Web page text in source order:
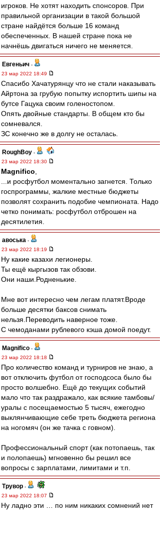
игроков. Не хотят находить спонсоров. При
правильной организации в такой большой
стране найдётся больше 16 команд
обеспеченных. В нашей стране пока не
начнёшь двигаться ничего не меняется.
Евгеньич -
23 мар 2022 18:49
Спасибо Хачатурянцу что не стали наказывать
Айртона за грубую попытку испортить шипы на
бутсе Гацука своим голеностопом.
Опять двойные стандарты. В общем кто бы
сомневался.
ЗС конечно же в долгу не осталась.
RoughBoy -
23 мар 2022 18:30
Magnifico
...и росфутбол моментально загнется. Только
госпрограммы, жалкие местные бюджеты
позволят сохранить подобие чемпионата. Надо
четко понимать: росфутбол отброшен на
десятилетия.
авоська -
23 мар 2022 18:19
Ну какие казахи легионеры.
Ты ещё кыргызов так обзови.
Они наши.Родненькие.
Мне вот интересно чем легам платят.Вроде
больше десятки баксов снимать
нельзя.Переводить наверное тоже.
С чемоданами рублевого кэша домой поедут.
Magnifico -
23 мар 2022 18:18
Про количество команд и турниров не знаю, а
вот отключить футбол от господсоса было бы
просто волшебно. Ещё до текущих событий
мало что так раздражало, как всякие тамбовы/
уралы с посещаемостью 5 тысяч, ежегодно
выклянчивающие себе треть бюджета региона
на ногомяч (он же тачка с говном).
Профессиональный спорт (как потопаешь, так
и полопаешь) мгновенно бы решил все
вопросы с зарплатами, лимитами и т.п.
Трувор -
23 мар 2022 18:07
Ну ладно эти … по ним никаких сомнений нет